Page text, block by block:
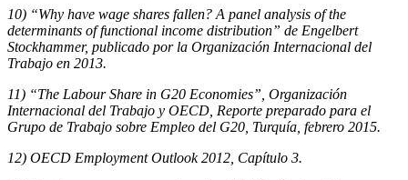
10) “Why have wage shares fallen? A panel analysis of the
determinants of functional income distribution” de Engelbert
Stockhammer, publicado por la Organización Internacional del
Trabajo en 2013.
11) “The Labour Share in G20 Economies”, Organización
Internacional del Trabajo y OECD, Reporte preparado para el
Grupo de Trabajo sobre Empleo del G20, Turquía, febrero 2015.
12) OECD Employment Outlook 2012, Capítulo 3.